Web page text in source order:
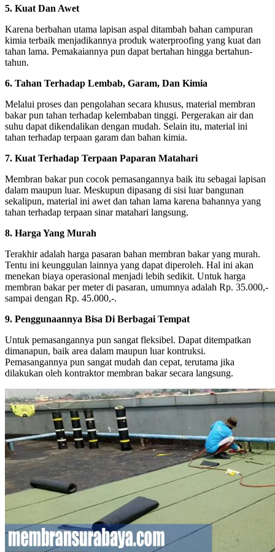
5. Kuat Dan Awet
Karena berbahan utama lapisan aspal ditambah bahan campuran
kimia terbaik menjadikannya produk waterproofing yang kuat dan
tahan lama. Pemakaiannya pun dapat bertahan hingga bertahun-
tahun.
6. Tahan Terhadap Lembab, Garam, Dan Kimia
Melalui proses dan pengolahan secara khusus, material membran
bakar pun tahan terhadap kelembaban tinggi. Pergerakan air dan
suhu dapat dikendalikan dengan mudah. Selain itu, material ini
tahan terhadap terpaan garam dan bahan kimia.
7. Kuat Terhadap Terpaan Paparan Matahari
Membran bakar pun cocok pemasangannya baik itu sebagai lapisan
dalam maupun luar. Meskupun dipasang di sisi luar bangunan
sekalipun, material ini awet dan tahan lama karena bahannya yang
tahan terhadap terpaan sinar matahari langsung.
8. Harga Yang Murah
Terakhir adalah harga pasaran bahan membran bakar yang murah.
Tentu ini keunggulan lainnya yang dapat diperoleh. Hal ini akan
menekan biaya operasional menjadi lebih sedikit. Untuk harga
membran bakar per meter di pasaran, umumnya adalah Rp. 35.000,-
sampai dengan Rp. 45.000,-.
9. Penggunaannya Bisa Di Berbagai Tempat
Untuk pemasangannya pun sangat fleksibel. Dapat ditempatkan
dimanapun, baik area dalam maupun luar kontruksi.
Pemasangannya pun sangat mudah dan cepat, terutama jika
dilakukan oleh kontraktor membran bakar secara langsung.